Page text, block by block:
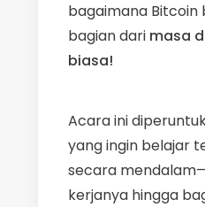
bagaimana Bitcoin
bagian dari masa
biasa!
Acara ini
yang ingin belajar
secara
kerjanya hingga